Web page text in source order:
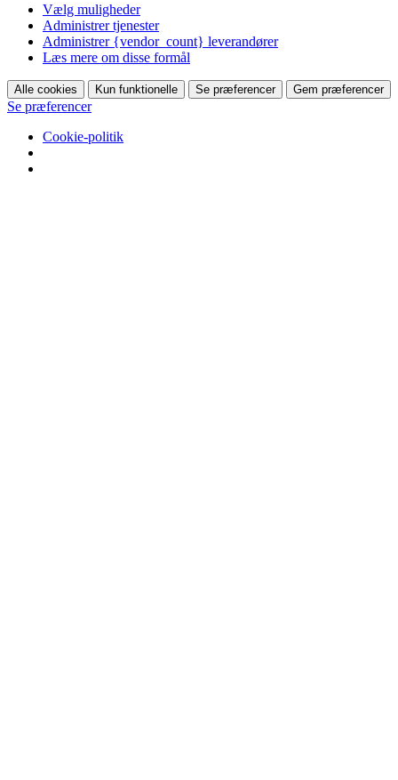
Vælg muligheder
Administrer tjenester
Administrer {vendor_count} leverandører
Læs mere om disse formål
Alle cookies Kun funktionelle Se præferencer Gem præferencer
Se præferencer
Cookie-politik